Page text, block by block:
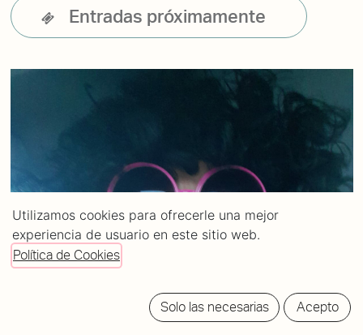
Entradas próximamente
Utilizamos cookies para ofrecerle una mejor
experiencia de usuario en este sitio web.
Política de Cookies
Solo las necesarias Acepto